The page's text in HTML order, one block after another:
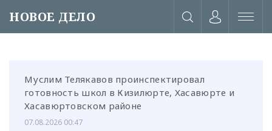
НОВОЕ ДЕЛО
Муслим Телякавов проинспектировал
готовность школ в Кизилюрте, Хасавюрте и
Хасавюртовском районе
07.08.2026 00:47